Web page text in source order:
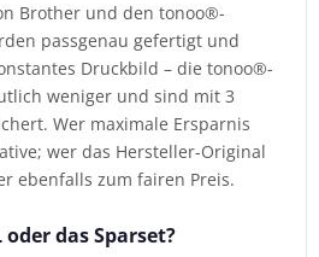
Brother und den tonoo®-
passgenau gefertigt und
Druckbild – die tonoo®-
weniger und sind mit 3
Wer maximale Ersparnis
wer das Hersteller-Original
ebenfalls zum fairen Preis.
das Sparset?